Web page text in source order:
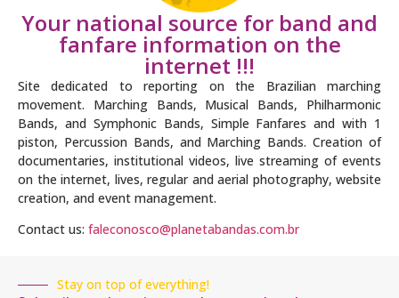
Your national source for band and
fanfare information on the
internet !!!
Site dedicated to reporting on the Brazilian marching
movement. Marching Bands, Musical Bands, Philharmonic
Bands, and Symphonic Bands, Simple Fanfares and with 1
piston, Percussion Bands, and Marching Bands. Creation of
documentaries, institutional videos, live streaming of events
on the internet, lives, regular and aerial photography, website
creation, and event management.
Contact us: faleconosco@planetabandas.com.br
Stay on top of everything!